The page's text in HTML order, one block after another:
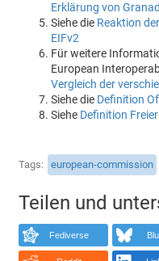
Erklärung von
Siehe die Reaktion
EIFv2
Für weitere
European
Vergleich der
Siehe die Definition
Siehe Definition
Tags european-commission
Teilen und
Fediverse